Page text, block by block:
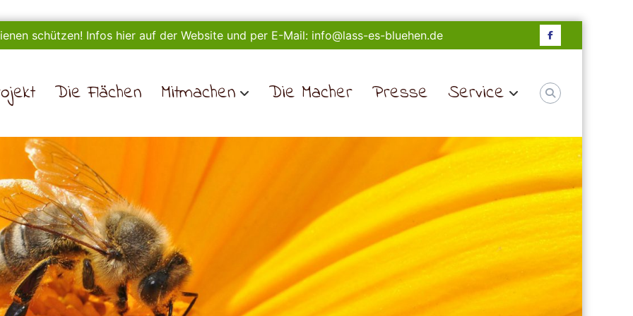
schützen! Infos hier auf der Website und per E-Mail: info@lass-es-bluehen.de Facebook
Die Flächen Mitmachen Die Macher Presse Service